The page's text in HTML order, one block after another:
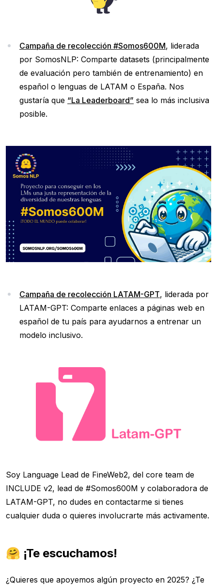
Campaña de recolección #Somos600M, liderada
por SomosNLP: Comparte datasets (principalmente
de evaluación pero también de entrenamiento) en
español o lenguas de LATAM o España. Nos
gustaría que “La Leaderboard” sea lo más inclusiva
posible.
Campaña de recolección LATAM-GPT, liderada por
LATAM-GPT: Comparte enlaces a páginas web en
español de tu país para ayudarnos a entrenar un
modelo inclusivo.
Soy Language Lead de FineWeb2, del core team de
INCLUDE v2, lead de #Somos600M y colaboradora de
LATAM-GPT, no dudes en contactarme si tienes
cualquier duda o quieres involucrarte más activamente.
🤗 ¡Te escuchamos!
¿Quieres que apoyemos algún proyecto en 2025? ¿Te